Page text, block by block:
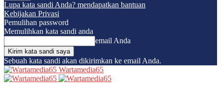
Lupa kata sandi Anda? mendapatkan bantuan
Kebijakan Privasi
Pemulihan password
Memulihkan kata sandi anda
email Anda
Sebuah kata sandi akan dikirimkan ke email Anda.
Wartamedia65